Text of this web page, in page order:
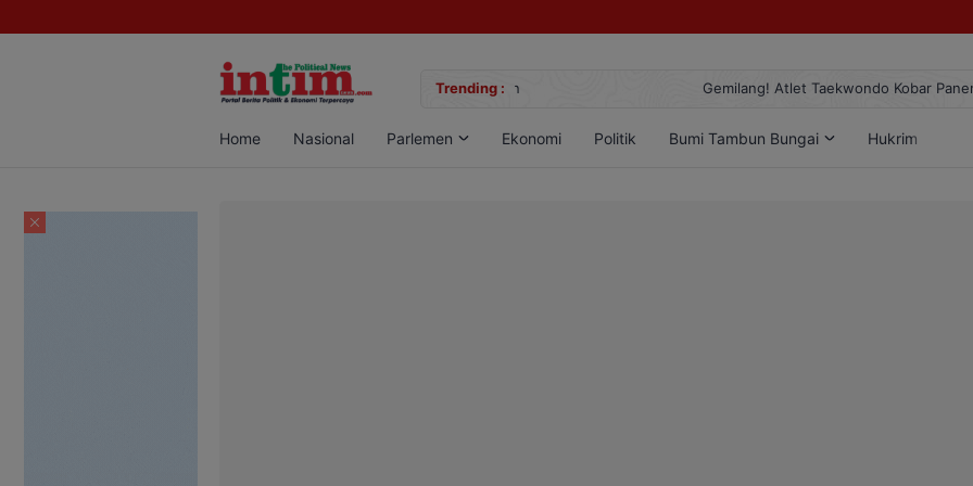
Trending :
Sabu di Pangkalan Bun, Dua Pelaku Diamankan Gemilang! Atlet Taekwondo Kobar Panen 89 Medali di Ajang
Home Nasional Parlemen Ekonomi Politik Bumi Tambun Bungai Hukrim